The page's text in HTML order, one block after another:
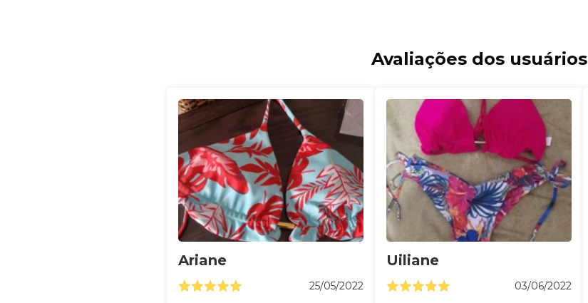
Avaliações dos usuários
Ariane
25/05/2022
Uiliane
03/06/2022